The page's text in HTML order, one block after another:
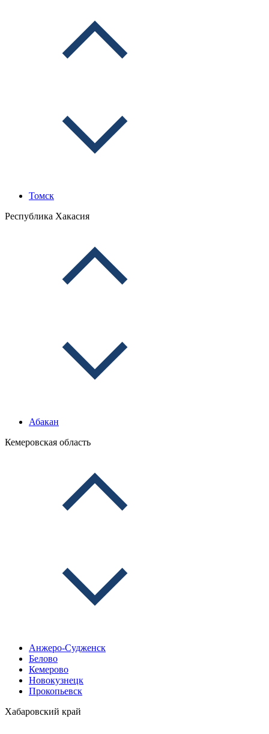
Томск
Республика Хакасия
Абакан
Кемеровская область
Анжеро-Судженск
Белово
Кемерово
Новокузнецк
Прокопьевск
Хабаровский край